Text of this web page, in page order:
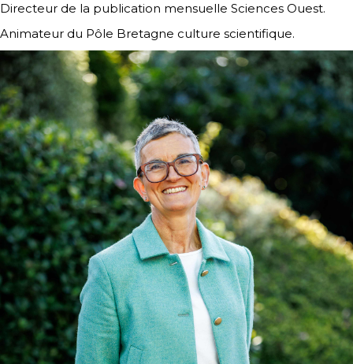
Directeur de la publication mensuelle Sciences Ouest.
Animateur du Pôle Bretagne culture scientifique.